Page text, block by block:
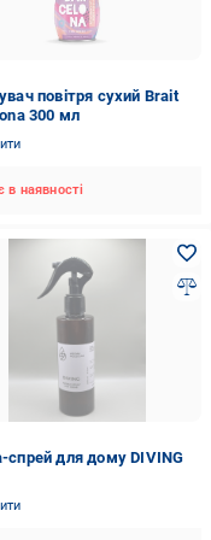
повітря сухий Brait
300 мл
в наявності
спрей для дому DIVING